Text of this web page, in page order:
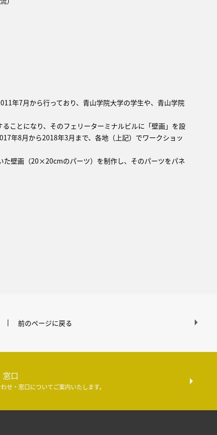
年7月から行っており、青山学院大学の学生や、青山学院
ことになり、そのフェリーターミナルビルに「壁画」を設
年8月から2018年3月まで、各地（上記）でワークショッ
た壁画（20×20cmのパーツ）を制作し、そのパーツをパネ
前のページに戻る
口
せ・窓口についてご案内いたします。